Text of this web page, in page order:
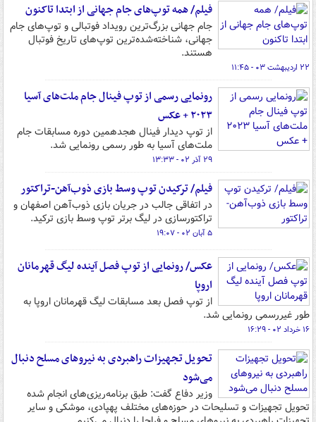
فیلم/ همه توپ‌های جام جهانی از ابتدا تاکنون
جام جهانی بزرگ‌ترین رویداد فوتبالی و توپ‌های جام
جهانی، شناخته‌شده‌ترین توپ‌های تاریخ فوتبال
هستند.
۲۲ اردیبهشت ۰۳ - ۱۱:۴۵
رونمایی رسمی از توپ فینال جام ملت‌های آسیا
۲۰۲۳ + عکس
از توپ دیدار فینال هجدهمین دوره مسابقات جام
ملت‌های آسیا به طور رسمی رونمایی شد.
۲۹ آذر ۰۲ - ۱۳:۳۳
فیلم/ ترکیدن توپ وسط بازی ذوب‌آهن-تراکتور
در اتفاقی جالب در جریان بازی ذوب‌آهن اصفهان و
تراکتورسازی در لیگ برتر توپ وسط بازی ترکید.
۵ آبان ۰۲ - ۱۹:۰۷
عکس/ رونمایی از توپ فصل آینده لیگ قهرمانان
اروپا
از توپ فصل بعد مسابقات لیگ قهرمانان اروپا به
طور غیررسمی رونمایی شد.
۱۶ خرداد ۰۲ - ۱۶:۲۹
تحویل تجهیزات راهبردی به نیروهای مسلح دنبال
می‌شود
وزیر دفاع گفت: طبق برنامه‌ریزی‌های انجام شده
تحویل تجهیزات و تسلیحات در حوزه‌های مختلف پهپادی، موشکی و سایر